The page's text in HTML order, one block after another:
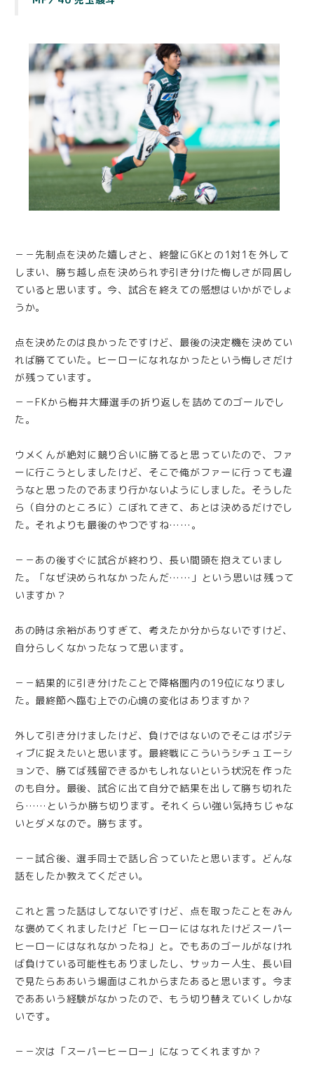
－－先制点を決めた嬉しさと、終盤にGKとの1対1を外して
しまい、勝ち越し点を決められず引き分けた悔しさが同居し
ていると思います。今、試合を終えての感想はいかがでしょ
うか。
点を決めたのは良かったですけど、最後の決定機を決めてい
れば勝てていた。ヒーローになれなかったという悔しさだけ
が残っています。
－－FKから梅井大輝選手の折り返しを詰めてのゴールでし
た。
ウメくんが絶対に競り合いに勝てると思っていたので、ファ
ーに行こうとしましたけど、そこで俺がファーに行っても違
うなと思ったのであまり行かないようにしました。そうした
ら（自分のところに）こぼれてきて、あとは決めるだけでし
た。それよりも最後のやつですね……。
－－あの後すぐに試合が終わり、長い間頭を抱えていまし
た。「なぜ決められなかったんだ……」という思いは残って
いますか？
あの時は余裕がありすぎて、考えたか分からないですけど、
自分らしくなかったなって思います。
－－結果的に引き分けたことで降格圏内の19位になりまし
た。最終節へ臨む上での心境の変化はありますか？
外して引き分けましたけど、負けではないのでそこはポジテ
ィブに捉えたいと思います。最終戦にこういうシチュエーシ
ョンで、勝てば残留できるかもしれないという状況を作った
のも自分。最後、試合に出て自分で結果を出して勝ち切れた
ら……というか勝ち切ります。それくらい強い気持ちじゃな
いとダメなので。勝ちます。
－－試合後、選手同士で話し合っていたと思います。どんな
話をしたか教えてください。
これと言った話はしてないですけど、点を取ったことをみん
な褒めてくれましたけど「ヒーローにはなれたけどスーパー
ヒーローにはなれなかったね」と。でもあのゴールがなけれ
ば負けている可能性もありましたし、サッカー人生、長い目
で見たらああいう場面はこれからまたあると思います。今ま
でああいう経験がなかったので、もう切り替えていくしかな
いです。
－－次は「スーパーヒーロー」になってくれますか？